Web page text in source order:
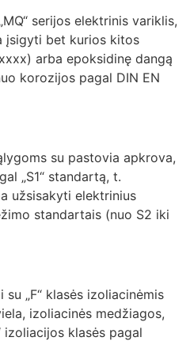
serijos elektrinis variklis,
įsigyti bet kurios kitos
arba epoksidinę dangą
korozijos pagal DIN EN
su pastovia apkrova,
„S1“ standartą, t.
užsisakyti elektrinius
standartais (nuo S2 iki
„F“ klasės izoliacinėmis
izoliacinės medžiagos,
izoliacijos klasės pagal